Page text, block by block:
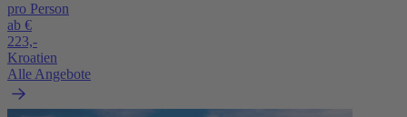
pro Person
ab €
223,-
Kroatien
Alle Angebote